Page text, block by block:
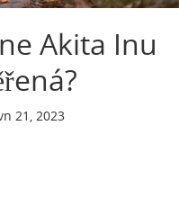
Akita Inu
21, 2023